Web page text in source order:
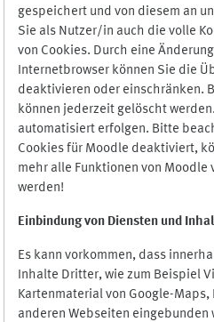
gespeichert und von diesem an
Sie als Nutzer/in auch die volle
von Cookies. Durch eine
Internetbrowser können Sie die
deaktivieren oder einschränken.
können jederzeit gelöscht
automatisiert erfolgen. Bitte
Cookies für Moodle deaktiviert,
mehr alle Funktionen von
werden!
Einbindung von Diensten und
Es kann vorkommen, dass
Inhalte Dritter, wie zum Beispiel
Kartenmaterial von Google-Maps,
anderen Webseiten eingebunden